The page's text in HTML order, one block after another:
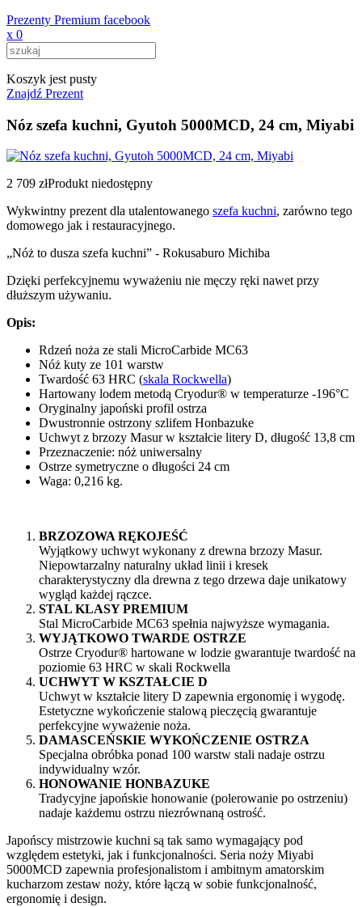
Prezenty Premium facebook
x 0
Koszyk jest pusty
Znajdź Prezent
Nóz szefa kuchni, Gyutoh 5000MCD, 24 cm, Miyabi
2 709 złProdukt niedostępny
Wykwintny prezent dla utalentowanego szefa kuchni, zarówno tego
domowego jak i restauracyjnego.
„Nóż to dusza szefa kuchni” - Rokusaburo Michiba
Dzięki perfekcyjnemu wyważeniu nie męczy ręki nawet przy
dłuższym używaniu.
Opis:
Rdzeń noża ze stali MicroCarbide MC63
Nóż kuty ze 101 warstw
Twardość 63 HRC (skala Rockwella)
Hartowany lodem metodą Cryodur® w temperaturze -196°C
Oryginalny japoński profil ostrza
Dwustronnie ostrzony szlifem Honbazuke
Uchwyt z brzozy Masur w kształcie litery D, długość 13,8 cm
Przeznaczenie: nóż uniwersalny
Ostrze symetryczne o długości 24 cm
Waga: 0,216 kg.
BRZOZOWA RĘKOJEŚĆ
Wyjątkowy uchwyt wykonany z drewna brzozy Masur.
Niepowtarzalny naturalny układ linii i kresek
charakterystyczny dla drewna z tego drzewa daje unikatowy
wygląd każdej rączce.
STAL KLASY PREMIUM
Stal MicroCarbide MC63 spełnia najwyższe wymagania.
WYJĄTKOWO TWARDE OSTRZE
Ostrze Cryodur® hartowane w lodzie gwarantuje twardość na
poziomie 63 HRC w skali Rockwella
UCHWYT W KSZTAŁCIE D
Uchwyt w kształcie litery D zapewnia ergonomię i wygodę.
Estetyczne wykończenie stalową pieczęcią gwarantuje
perfekcyjne wyważenie noża.
DAMASCEŃSKIE WYKOŃCZENIE OSTRZA
Specjalna obróbka ponad 100 warstw stali nadaje ostrzu
indywidualny wzór.
HONOWANIE HONBAZUKE
Tradycyjne japońskie honowanie (polerowanie po ostrzeniu)
nadaje każdemu ostrzu niezrównaną ostrość.
Japońscy mistrzowie kuchni są tak samo wymagający pod
względem estetyki, jak i funkcjonalności. Seria noży Miyabi
5000MCD zapewnia profesjonalistom i ambitnym amatorskim
kucharzom zestaw noży, które łączą w sobie funkcjonalność,
ergonomię i design.